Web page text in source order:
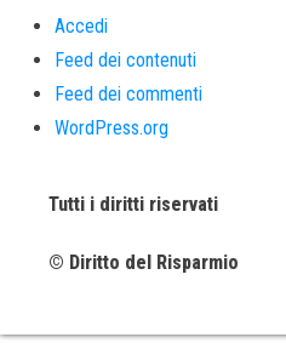
Accedi
Feed dei contenuti
Feed dei commenti
WordPress.org
Tutti i diritti riservati
© Diritto del Risparmio